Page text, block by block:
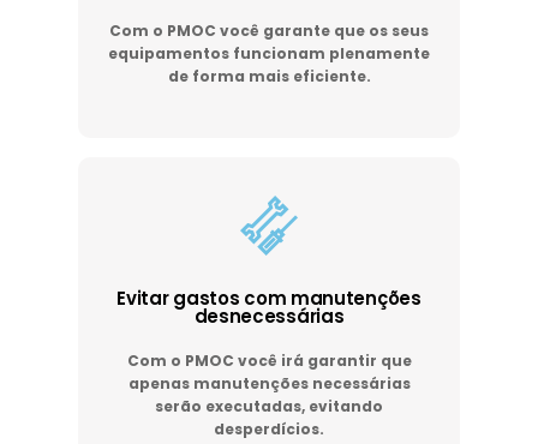
Com o PMOC você garante que os seus
equipamentos funcionam plenamente
de forma mais eficiente.
Evitar gastos com manutenções
desnecessárias
Com o PMOC você irá garantir que
apenas manutenções necessárias
serão executadas, evitando
desperdícios.